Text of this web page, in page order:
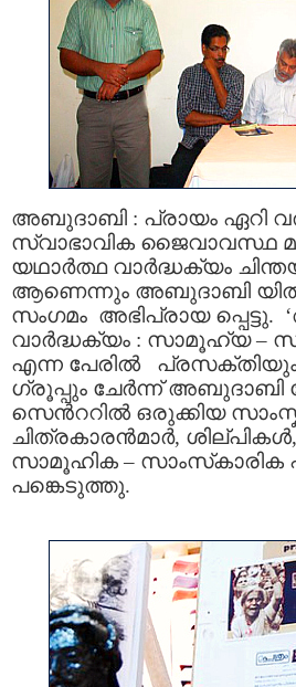
അബുദാബി : പ്രായം ഏറി
സ്വാഭാവിക ജൈവാവസ്ഥ
യഥാര്‍ത്ഥ വാര്‍ദ്ധക്യം
ആണെന്നും അബുദാബി യില്‍
സംഗമം അഭിപ്രായ
വാര്‍ദ്ധക്യം : സാമൂഹ്യ –
എന്ന പേരില്‍ പ്രസക്തിയും
ഗ്രൂപ്പും ചേര്‍ന്ന്
സെന്‍ററില്‍ ഒരുക്കിയ
ചിത്രകാരന്‍മാര്‍,
സാമൂഹിക – സാംസ്‌കാരിക
പങ്കെടുത്തു.